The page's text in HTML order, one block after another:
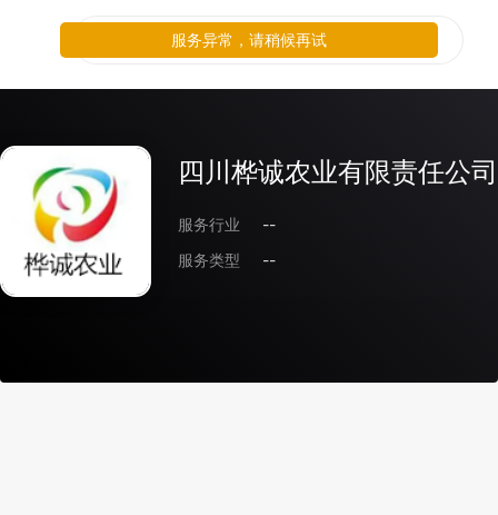
四川桦诚农业有限责任公司
服务行业
--
服务类型
--
服务异常，请稍候再试